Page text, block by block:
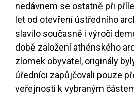
nedávnem se ostatně při
let od otevření ústředního
slavilo současně i výročí
době založení athénského
zlomek obyvatel, originály
úředníci zapůjčovali pouze
veřejnosti k vybraným